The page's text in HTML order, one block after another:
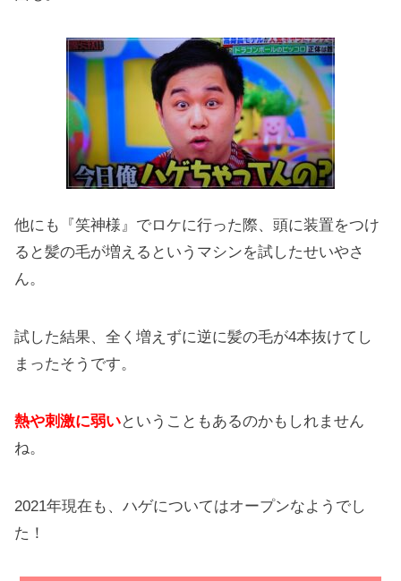
他にも『笑神様』でロケに行った際、頭に装置をつけ
ると髪の毛が増えるというマシンを試したせいやさ
ん。
試した結果、全く増えずに逆に髪の毛が4本抜けてし
まったそうです。
熱や刺激に弱いということもあるのかもしれません
ね。
2021年現在も、ハゲについてはオープンなようでし
た！